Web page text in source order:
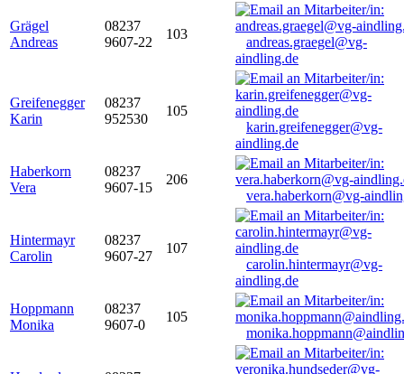
Grägel
Andreas
08237
9607-22
103
andreas.graegel@vg-
aindling.de
Greifenegger
Karin
08237
952530
105
karin.greifenegger@vg-
aindling.de
Haberkorn
Vera
08237
9607-15
206
vera.haberkorn@vg-
Hintermayr
Carolin
08237
9607-27
107
carolin.hintermayr@vg-
aindling.de
Hoppmann
Monika
08237
9607-0
105